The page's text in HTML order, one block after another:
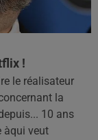
!
le réalisateur
la
10 ans
àqui veut